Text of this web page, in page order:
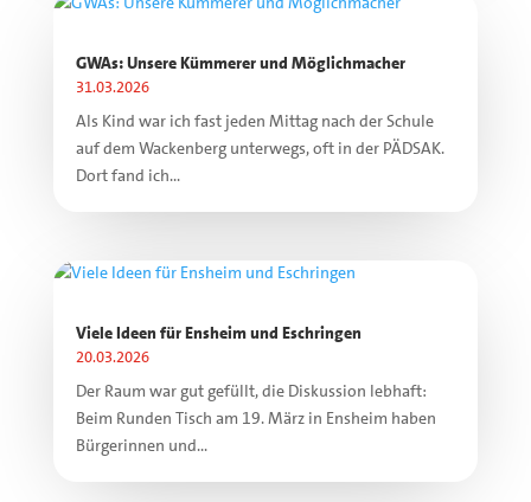
GWAs: Unsere Kümmerer und Möglichmacher
31.03.2026
Als Kind war ich fast jeden Mittag nach der Schule
auf dem Wackenberg unterwegs, oft in der PÄDSAK.
Dort fand ich...
Viele Ideen für Ensheim und Eschringen
20.03.2026
Der Raum war gut gefüllt, die Diskussion lebhaft:
Beim Runden Tisch am 19. März in Ensheim haben
Bürgerinnen und...